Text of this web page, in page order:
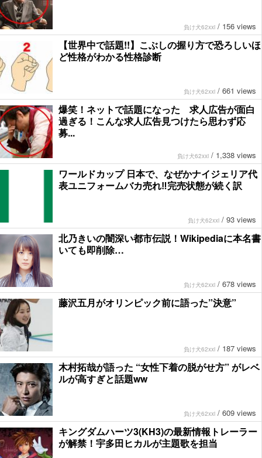
負け犬62xxi / 156 views
【世界中で話題!!】こぶしの握り方で恐ろしいほ
ど性格がわかる性格診断
負け犬62xxi / 661 views
爆笑！ネットで話題になった 求人広告が面白
過ぎる！こんな求人広告見つけたら思わず応
募...
負け犬62xxi / 1,338 views
ワールドカップ 日本で、なぜかナイジェリア代
表ユニフォームバカ売れ‼完売状態が続く訳
負け犬62xxi / 93 views
北乃きいの闇深い都市伝説！Wikipediaに本名書
いても即削除…
負け犬62xxi / 678 views
藤沢五月がオリンピック前に語った”決意”
負け犬62xxi / 187 views
木村拓哉が語った “女性下着の脱がせ方” がレベ
ルが高すぎと話題ww
負け犬62xxi / 609 views
キングダムハーツ3(KH3)の最新情報トレーラー
が解禁！宇多田ヒカルが主題歌を担当